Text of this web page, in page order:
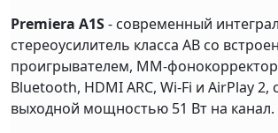
Premiera A1S- современный
стереоусилитель класса AB со
проигрывателем, MM-
Bluetooth, HDMI ARC, Wi-Fi и AirPlay
выходной мощностью 51 Вт на канал.